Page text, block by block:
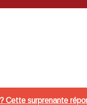
Cette surprenante